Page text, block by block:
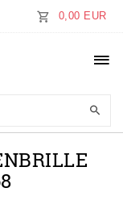
0,00 EUR